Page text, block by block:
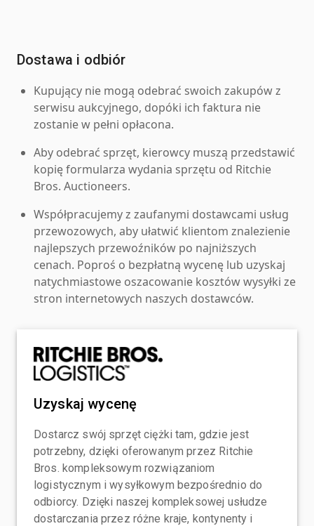
Dostawa i odbiór
Kupujący nie mogą odebrać swoich zakupów z
serwisu aukcyjnego, dopóki ich faktura nie
zostanie w pełni opłacona.
Aby odebrać sprzęt, kierowcy muszą przedstawić
kopię formularza wydania sprzętu od Ritchie
Bros. Auctioneers.
Współpracujemy z zaufanymi dostawcami usług
przewozowych, aby ułatwić klientom znalezienie
najlepszych przewoźników po najniższych
cenach. Poproś o bezpłatną wycenę lub uzyskaj
natychmiastowe oszacowanie kosztów wysyłki ze
stron internetowych naszych dostawców.
Uzyskaj wycenę
Dostarcz swój sprzęt ciężki tam, gdzie jest
potrzebny, dzięki oferowanym przez Ritchie
Bros. kompleksowym rozwiązaniom
logistycznym i wysyłkowym bezpośrednio do
odbiorcy. Dzięki naszej kompleksowej usłudze
dostarczania przez różne kraje, kontynenty i